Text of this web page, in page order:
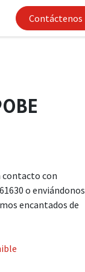
Contáctenos
contacto con
o enviándonos
encantados de